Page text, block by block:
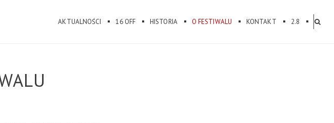
AKTUALNOŚCI 16 OFF HISTORIA O FESTIWALU KONTAKT 2.8